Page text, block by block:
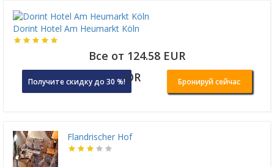
Dorint Hotel Am Heumarkt Köln
Все от 124.58 EUR
Получите скидку до 30 %!OR Бронируй сейчас
Flandrischer Hof